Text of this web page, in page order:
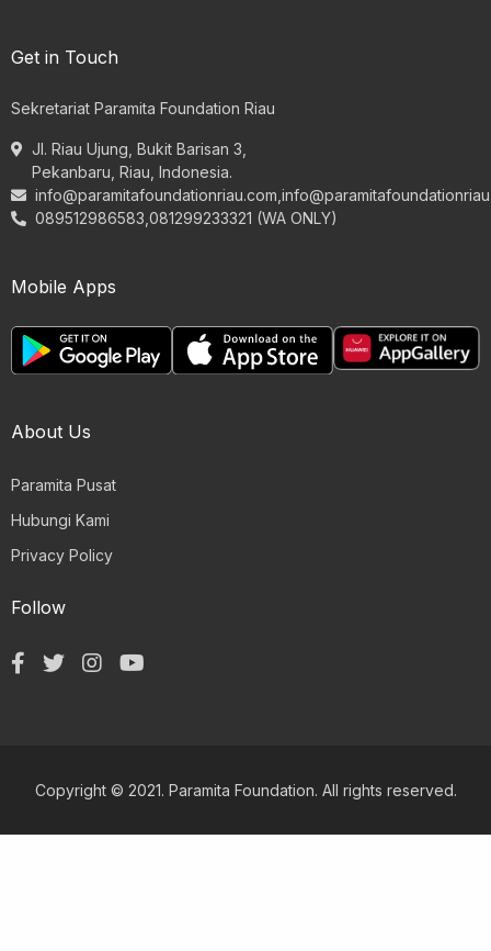
Get in Touch
Sekretariat Paramita Foundation Riau
Jl. Riau Ujung, Bukit Barisan 3,
Pekanbaru, Riau, Indonesia.
info@paramitafoundationriau.com
089512986583,081299233321 (WA ONLY)
Mobile Apps
About Us
Paramita Pusat
Hubungi Kami
Privacy Policy
Follow
Copyright © 2021. Paramita Foundation. All rights reserved.